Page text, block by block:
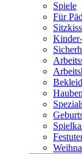
Spiele
Für